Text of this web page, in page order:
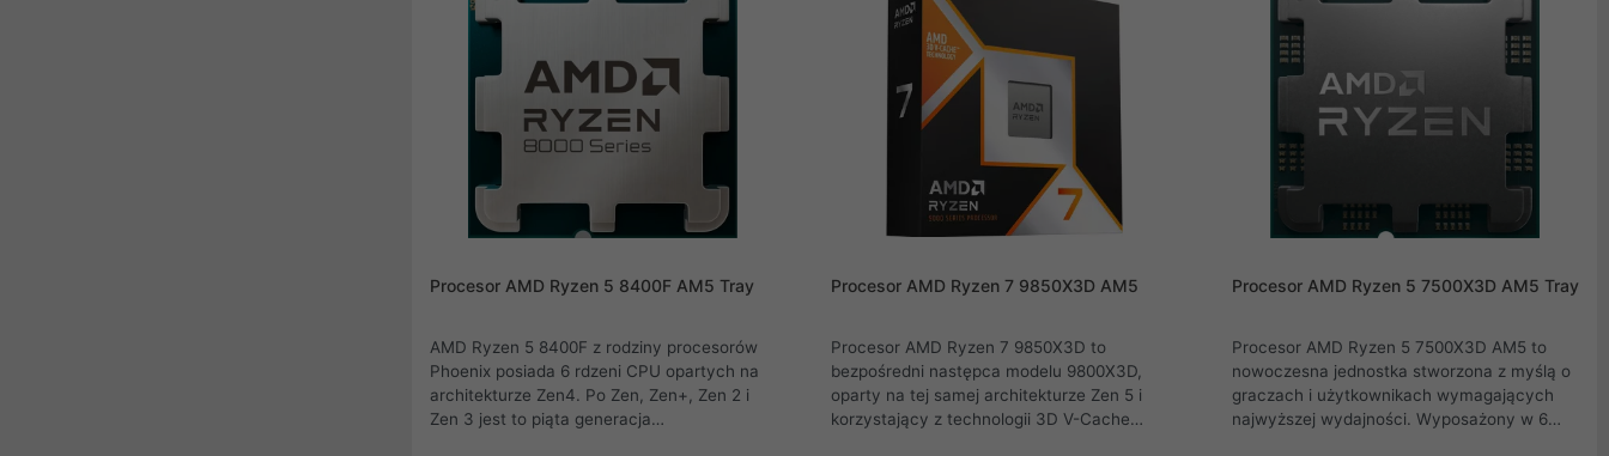
Procesor AMD Ryzen 5 8400F AM5 Tray
AMD Ryzen 5 8400F z rodziny procesorów
Phoenix posiada 6 rdzeni CPU opartych na
architekturze Zen4. Po Zen, Zen+, Zen 2 i
Zen 3 jest to piąta generacja
Procesor AMD Ryzen 7 9850X3D AM5
Procesor AMD Ryzen 7 9850X3D to
bezpośredni następca modelu 9800X3D,
oparty na tej samej architekturze Zen 5 i
korzystający z technologii 3D V-Cache
Procesor AMD Ryzen 5 7500X3D AM5 Tray
Procesor AMD Ryzen 5 7500X3D AM5 to
nowoczesna jednostka stworzona z myślą o
graczach i użytkownikach wymagających
najwyższej wydajności. Wyposażony w 6